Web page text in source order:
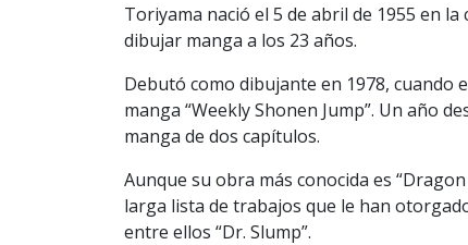
Toriyama nació el 5 de abril de 1955 en
dibujar manga a los 23 años.
Debutó como dibujante en 1978, cuando
manga “Weekly Shonen Jump”. Un año
manga de dos capítulos.
Aunque su obra más conocida es
larga lista de trabajos que le han
entre ellos “Dr. Slump”.